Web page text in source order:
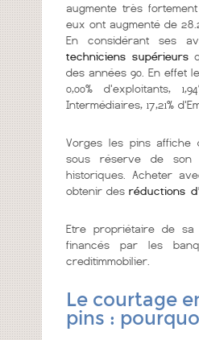
augmente très
eux ont augmenté de
En considérant ses
techniciens supérieurs
des années 90. En effet
0,00% d'exploitants,
Intermédiaires, 17,21%
Vorges les pins affiche
sous réserve de son
historiques. Acheter
obtenir des réductions
Etre propriétaire de sa
financés par les
creditimmobilier.
Le courtage
pins :